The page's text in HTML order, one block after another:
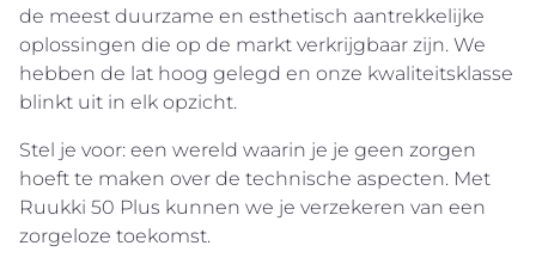
de meest duurzame en esthetisch aantrekkelijke
oplossingen die op de markt verkrijgbaar zijn. We
hebben de lat hoog gelegd en onze kwaliteitsklasse
blinkt uit in elk opzicht.
Stel je voor: een wereld waarin je je geen zorgen
hoeft te maken over de technische aspecten. Met
Ruukki 50 Plus kunnen we je verzekeren van een
zorgeloze toekomst.